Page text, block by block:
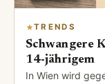
TRENDS
Schwangere
14-jährigem
In Wien wird